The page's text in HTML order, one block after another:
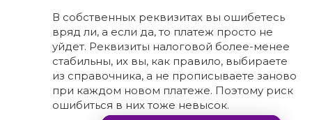
В собственных реквизитах вы ошибетесь
вряд ли, а если да, то платеж просто не
уйдет. Реквизиты налоговой более-менее
стабильны, их вы, как правило, выбираете
из справочника, а не прописываете заново
при каждом новом платеже. Поэтому риск
ошибиться в них тоже невысок.